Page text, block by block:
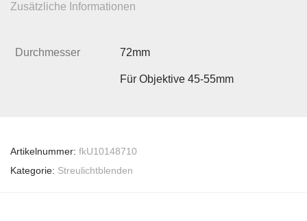
Zusätzliche Informationen
Durchmesser 72mm
Für Objektive 45-55mm
Artikelnummer: fkU10148710
Kategorie: Streulichtblenden